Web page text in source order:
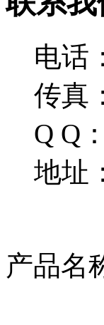
电话
传真
Q Q
地址
产品名